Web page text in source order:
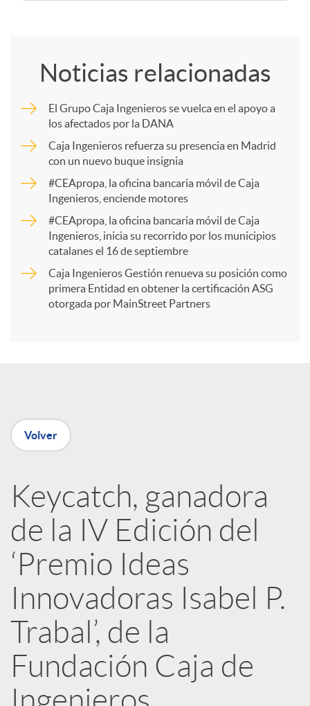
m
p
a
r
t
n
R
e
d
e
s
Noticias relacionadas
El Grupo Caja Ingenieros se vuelca en el apoyo a
los afectados por la DANA
Caja Ingenieros refuerza su presencia en Madrid
con un nuevo buque insignia
#CEApropa, la oficina bancaria móvil de Caja
Ingenieros, enciende motores
#CEApropa, la oficina bancaria móvil de Caja
Ingenieros, inicia su recorrido por los municipios
catalanes el 16 de septiembre
Caja Ingenieros Gestión renueva su posición como
primera Entidad en obtener la certificación ASG
otorgada por MainStreet Partners
Volver
Keycatch, ganadora
de la IV Edición del
‘Premio Ideas
Innovadoras Isabel P.
Trabal’, de la
Fundación Caja de